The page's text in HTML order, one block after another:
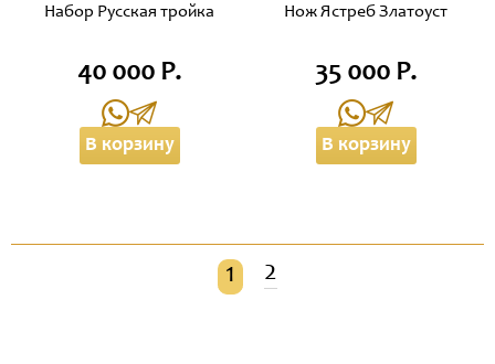
Набор Русская тройка
40 000 Р.
В корзину
Нож Ястреб Златоуст
35 000 Р.
В корзину
1 2